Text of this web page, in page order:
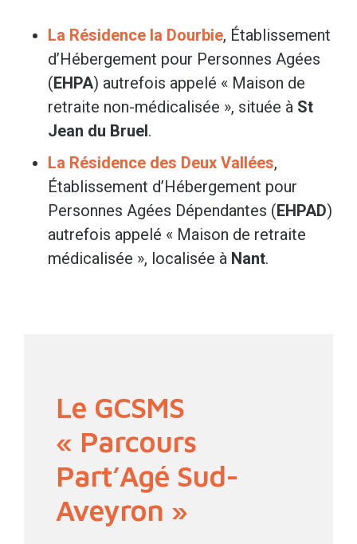
La Résidence la Dourbie, Établissement
d’Hébergement pour Personnes Agées
(EHPA) autrefois appelé « Maison de
retraite non-médicalisée », située à St
Jean du Bruel.
La Résidence des Deux Vallées,
Établissement d’Hébergement pour
Personnes Agées Dépendantes (EHPAD)
autrefois appelé « Maison de retraite
médicalisée », localisée à Nant.
Le GCSMS
« Parcours
Part’Agé Sud-
Aveyron »